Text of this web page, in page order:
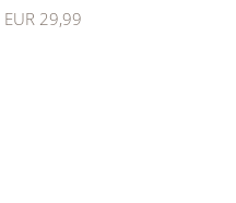
29,99